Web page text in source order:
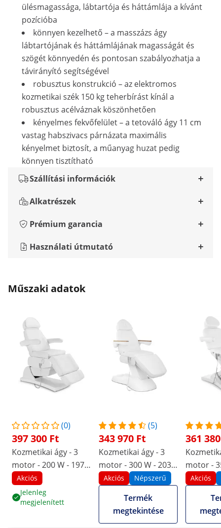
ülésmagassága, lábtartója és háttámlája a kívánt
pozícióba
könnyen kezelhető – a masszázs ágy
lábtartójának és háttámlájának magasságát és
szögét könnyedén és pontosan szabályozhatja a
távirányító segítségével
robusztus konstrukció – az elektromos
kozmetikai szék 150 kg teherbírást kínál a
robusztus acélváznak köszönhetően
kényelmes fekvőfelület – a tetováló ágy 11 cm
vastag habszivacs párnázata maximális
kényelmet biztosít, a műanyag huzat pedig
könnyen tisztítható
Szállítási információk
Alkatrészek
Prémium garancia
Használati útmutató
Műszaki adatok
(0)
397 300 Ft
Kozmetikai ágy - 3
motor - 200 W - 197 x
60 x 65 - 89 cm - 150
kg - távirányító -
fehér
Akciós
Jelenleg
megjelenített
(5)
343 970 Ft
Kozmetikai ágy - 3
motor - 300 W - 203 x
62 x 64 - 86 cm - 150
kg - fehér
Akciós Népszerű
Termék
megtekintése
361
motor -
60 x 65 -
150 kg -
Akciós